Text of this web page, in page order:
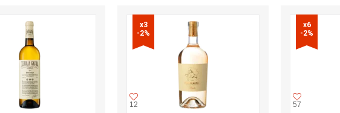
x3
-2%
12
x6
-2%
57